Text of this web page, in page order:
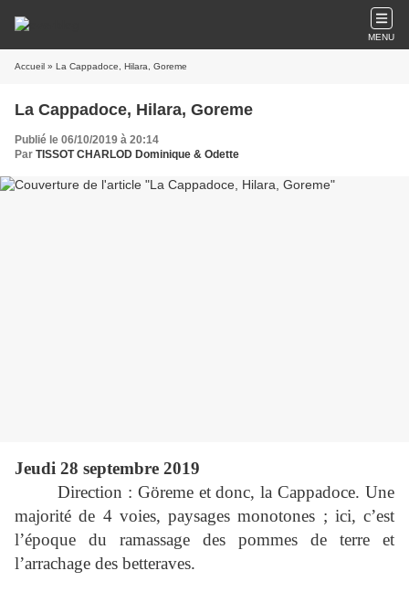
MENU
Accueil » La Cappadoce, Hilara, Goreme
La Cappadoce, Hilara, Goreme
Publié le 06/10/2019 à 20:14
Par TISSOT CHARLOD Dominique & Odette
Jeudi 28 septembre 2019
Direction : Göreme et donc, la Cappadoce. Une
majorité de 4 voies, paysages monotones ; ici, c’est
l’époque du ramassage des pommes de terre et
l’arrachage des betteraves.